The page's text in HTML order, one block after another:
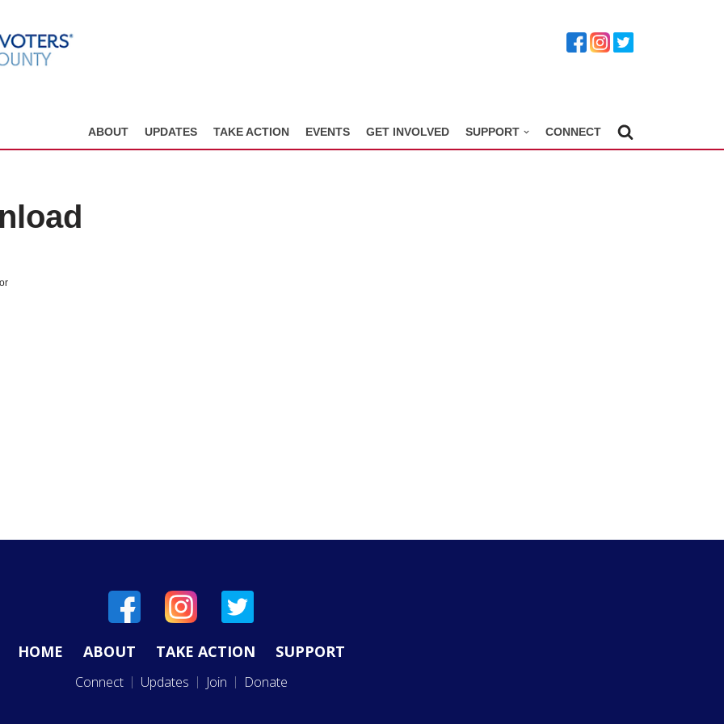
ABOUT UPDATES TAKE ACTION EVENTS GET INVOLVED SUPPORT CONNECT
HOME ABOUT TAKE ACTION SUPPORT
Connect Updates Join Donate